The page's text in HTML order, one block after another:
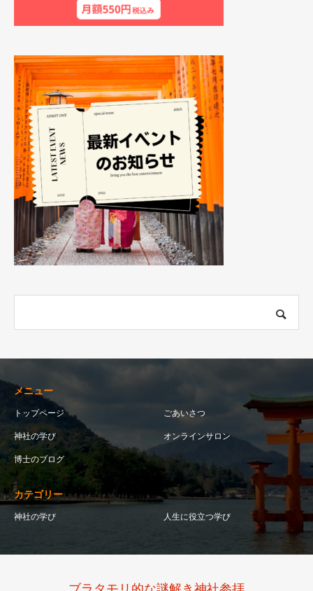
メニュー
トップページ ごあいさつ
神社の学び オンラインサロン
博士のブログ
カテゴリー
神社の学び 人生に役立つ学び